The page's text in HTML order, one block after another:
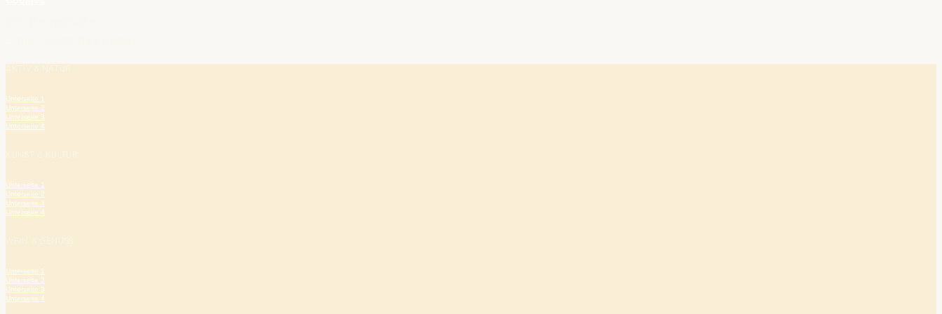
Unterseite 1
Unterseite 2
Unterseite 3
Unterseite 4
Unterseite 1
Unterseite 2
Unterseite 3
Unterseite 4
Unterseite 1
Unterseite 2
Unterseite 3
Unterseite 4